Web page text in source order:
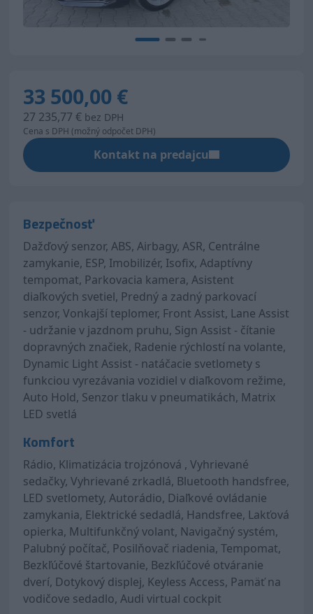
33 500,00 €
27 235,77 € bez DPH
Cena s DPH (možný odpočet DPH)
Kontakt na predajcu
Bezpečnosť
Dažďový senzor, ABS, Airbagy, ASR, Centrálne
zamykanie, ESP, Imobilizér, Isofix, Adaptívny
tempomat, Parkovacia kamera, Asistent
diaľkových svetiel, Predný a zadný parkovací
senzor, Vonkajší teplomer, Front Assist, Lane Assist
- udržanie v jazdnom pruhu, Sign Assist - čítanie
dopravných značiek, Radenie rýchlostí na volante,
Dynamic Light Assist - natáčacie svetlomety s
funkciou vyrezávania vozidiel v diaľkovom režime,
Auto Hold, Senzor tlaku v pneumatikách, Matrix
LED svetlá
Komfort
Rádio, Klimatizácia trojzónová , Vyhrievané
sedačky, Vyhrievané zrkadlá, Bluetooth handsfree,
LED svetlomety, Autorádio, Diaľkové ovládanie
zamykania, Elektrické sedadlá, Handsfree, Lakťová
opierka, Multifunkčný volant, Navigačný systém,
Palubný počítač, Posilňovač riadenia, Tempomat,
Bezkľúčové štartovanie, Bezkľúčové otváranie
dverí, Dotykový displej, Keyless Access, Pamäť na
vodičove sedadlo, Audi virtual cockpit